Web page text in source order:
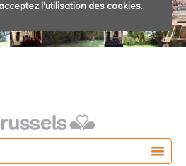
l'utilisation des cookies.